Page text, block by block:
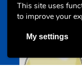
This site uses
to improve your
My settings
Offres &